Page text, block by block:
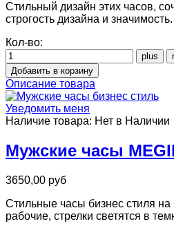
Стильный дизайн этих часов,
строгость дизайна и значимость.
Кол-во:
Описание товара
Уведомить меня
Наличие товара: Нет в Наличии
Мужские часы
3650,00 руб
Стильные часы бизнес стиля
рабочие, стрелки светятся в